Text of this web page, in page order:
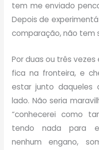
tem me enviado
Depois de
comparação, não tem
Por duas ou três
fica na fronteira, e
estar junto daqueles
lado. Não seria
“conhecerei como
tendo nada para
nenhum engano,